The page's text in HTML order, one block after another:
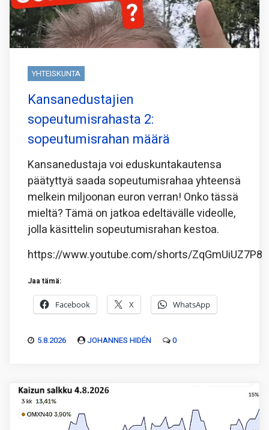
YHTEISKUNTA
Kansanedustajien
sopeutumisrahasta 2:
sopeutumisrahan määrä
Kansanedustaja voi eduskuntakautensa
päätyttyä saada sopeutumisrahaa yhteensä
melkein miljoonan euron verran! Onko tässä
mieltä? Tämä on jatkoa edeltävälle videolle,
jolla käsittelin sopeutumisrahan kestoa.
https://www.youtube.com/shorts/ZqGmUiUZ7P8
Jaa tämä:
Facebook X WhatsApp
5.8.2026 JOHANNES HIDÉN 0